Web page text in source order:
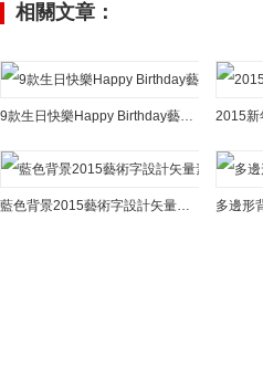
相關文章：
9款生日快樂Happy Birthday藝術字矢量素材
藍色背景2015藝術字設計矢量素材